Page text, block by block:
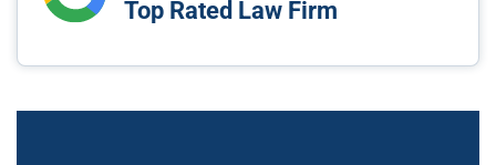
Top Rated Law Firm